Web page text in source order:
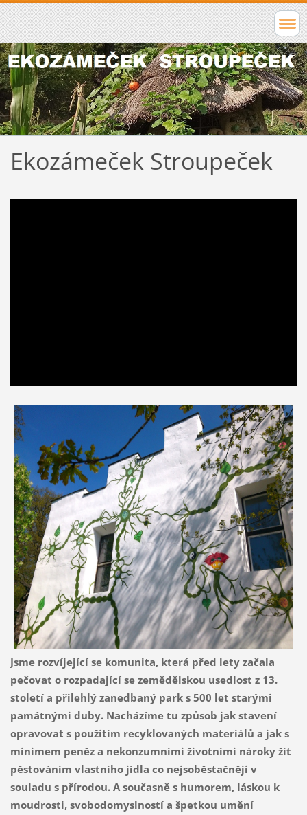
Ekozámeček Stroupeček
Jsme rozvíjející se komunita, která před lety začala
pečovat o rozpadající se zemědělskou usedlost z 13.
století a přilehlý zanedbaný park s 500 let starými
památnými duby. Nacházíme tu způsob jak stavení
opravovat s použitím recyklovaných materiálů a jak s
minimem peněz a nekonzumními životními nároky žít
pěstováním vlastního jídla co nejsoběstačněji v
souladu s přírodou. A současně s humorem, láskou k
moudrosti, svobodomyslností a špetkou umění